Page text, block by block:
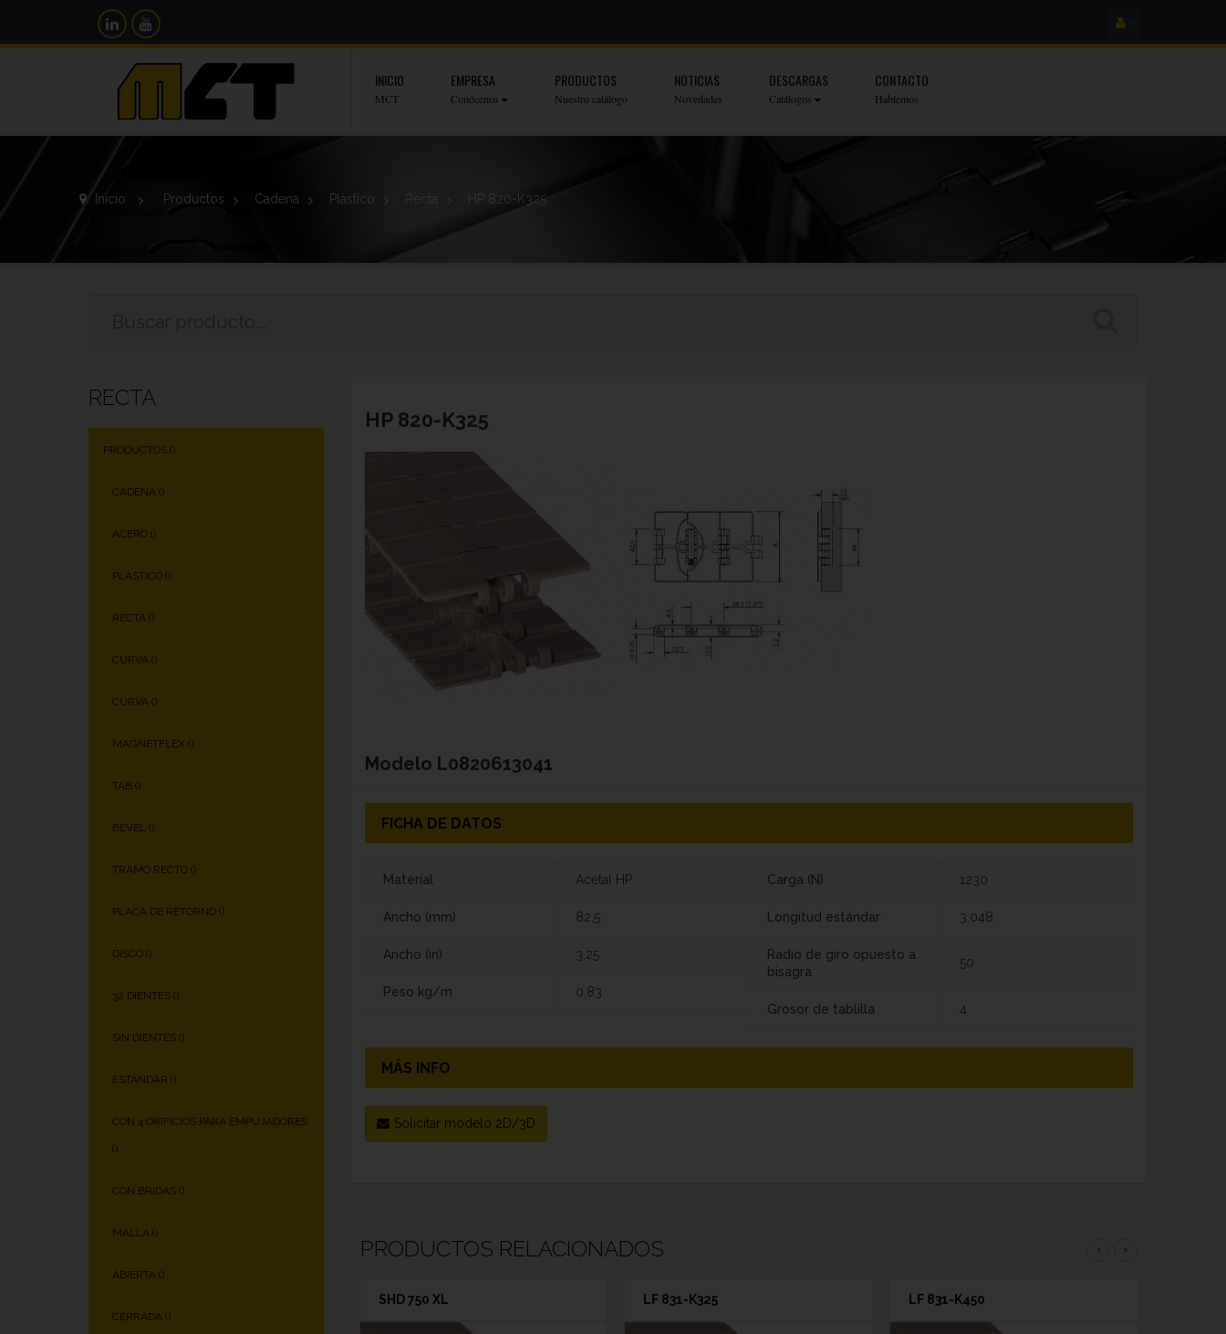
INICIO
MCT
EMPRESA
Conócenos
PRODUCTOS
Nuestro catálogo
NOTICIAS
Novedades
DESCARGAS
Catálogos
CONTACTO
Hablemos
Inicio > Productos > Cadena > Plástico > Recta > HP 820-K325
RECTA
PRODUCTOS ()
CADENA ()
ACERO ()
PLÁSTICO ()
RECTA ()
CURVA ()
CURVA ()
MAGNETFLEX ()
TAB ()
BEVEL ()
TRAMO RECTO ()
PLACA DE RETORNO ()
DISCO ()
32 DIENTES ()
SIN DIENTES ()
ESTÁNDAR ()
CON 4 ORIFICIOS PARA EMPUJADORES
()
CON BRIDAS ()
MALLA ()
ABIERTA ()
CERRADA ()
HP 820-K325
Modelo L0820613041
FICHA DE DATOS
Material Acetal HP
Ancho (mm) 82,5
Ancho (in) 3,25
Peso kg/m 0,83
Carga (N) 1230
Longitud estándar 3,048
Radio de giro opuesto a
bisagra
50
Grosor de tablilla 4
MÁS INFO
Solicitar modelo 2D/3D
PRODUCTOS RELACIONADOS ‹ ›
SHD 750 XL LF 831-K325 LF 831-K450